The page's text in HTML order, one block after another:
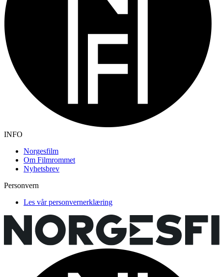
INFO
Norgesfilm
Om Filmrommet
Nyhetsbrev
Personvern
Les vår personvernerklæring